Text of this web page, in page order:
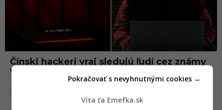
Čínski hackeri vraj sledujú ľudí cez známy
Wi-Fi router. Možno ho máš doma aj ty
TECHNOLÓGIE
Víta ťa Emefka.sk
Pokračovať s nevyhnutnými cookies →